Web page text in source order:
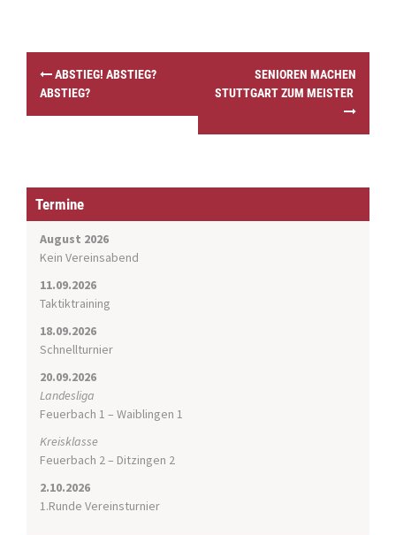
t
g
ABSTIEG! ABSTIEG?
ABSTIEG?
SENIOREN MACHEN
STUTTGART ZUM MEISTER
Termine
August 2026
Kein Vereinsabend
11.09.2026
Taktiktraining
18.09.2026
Schnellturnier
20.09.2026
Landesliga
Feuerbach 1 – Waiblingen 1
Kreisklasse
Feuerbach 2 – Ditzingen 2
2.10.2026
1.Runde Vereinsturnier